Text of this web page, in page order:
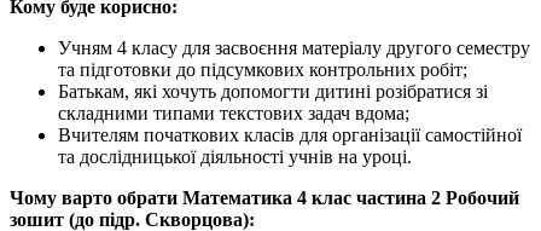
Кому буде корисно:
Учням 4 класу для засвоєння матеріалу другого семестру
та підготовки до підсумкових контрольних робіт;
Батькам, які хочуть допомогти дитині розібратися зі
складними типами текстових задач вдома;
Вчителям початкових класів для організації самостійної
та дослідницької діяльності учнів на уроці.
Чому варто обрати Математика 4 клас частина 2 Робочий
зошит (до підр. Скворцова):